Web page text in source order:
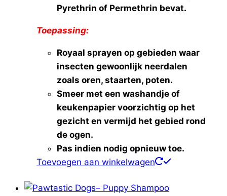
Pyrethrin of Permethrin bevat.
Toepassing:
Royaal sprayen op gebieden waar
insecten gewoonlijk neerdalen
zoals oren, staarten, poten.
Smeer met een washandje of
keukenpapier voorzichtig op het
gezicht en vermijd het gebied rond
de ogen.
Pas indien nodig opnieuw toe.
Toevoegen aan winkelwagen